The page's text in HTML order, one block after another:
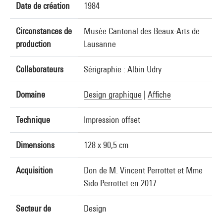
Date de création 1984
Circonstances de
production
Musée Cantonal des Beaux-Arts de
Lausanne
Collaborateurs Sérigraphie : Albin Udry
Domaine Design graphique Affiche
Technique Impression offset
Dimensions 128 x 90,5 cm
Acquisition
Don de M. Vincent Perrottet et Mme
Sido Perrottet en 2017
Secteur de Design